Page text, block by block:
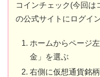
コインチェック(今回は
の公式サイトにログイ
ホームからページ
金」を選ぶ
右側に仮想通貨銘